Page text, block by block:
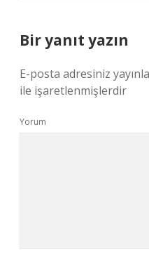
Bir yanıt yazın
E-posta adresiniz
ile işaretlenmişlerdir
Yorum